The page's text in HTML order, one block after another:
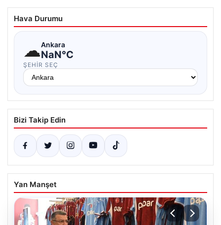
Hava Durumu
☁Ankara
NaN°C
ŞEHIR SEÇ
Bizi Takip Edin
Yan Manşet